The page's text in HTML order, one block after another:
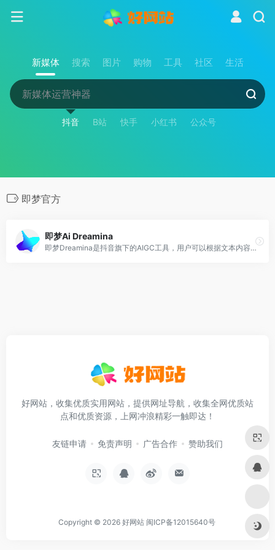
新媒体 搜索 图片 购物 工具 社区 生活
抖音 B站 快手 小红书 公众号
即梦官方
即梦Ai Dreamina
即梦Dreamina是抖音旗下的AIGC工具，用户可以根据文本内容生成由AI生成的创意图和视频，支持修整图片大小比例和模板类型
好网站，收集优质实用网站，提供网址导航，收集全网优质站
点和优质资源，上网冲浪精彩一触即达！
友链申请 免责声明 广告合作 赞助我们
Copyright © 2026 好网站 闽ICP备12015640号